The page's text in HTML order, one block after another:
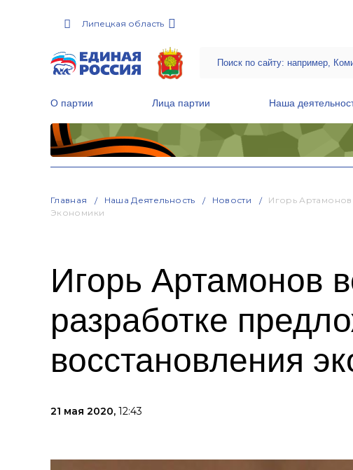
Липецкая область
О партии Лица партии Наша
Главная Наша Деятельность Новости
Игорь
Экономики
Игорь Артамонов
разработке
восстановления
21 мая 2020, 12:43